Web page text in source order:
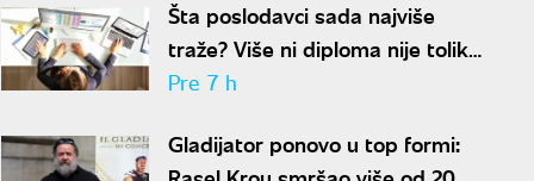
Šta poslodavci sada najviše
traže? Više ni diploma nije toliko
važna
Pre 7 h
Gladijator ponovo u top formi: